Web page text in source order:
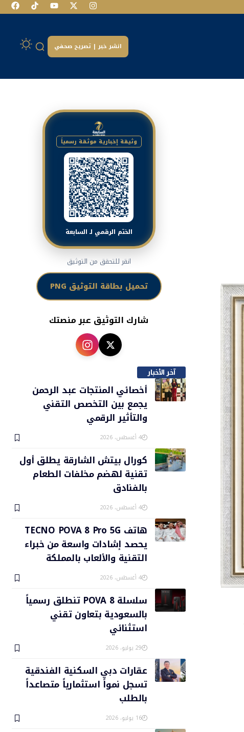
انشر خبر | تصريح صحفي
وثيقة إخبارية موثقة رسمياً
الختم الرقمي لـ السابعة
انقر للتحقق من التوثيق
تحميل بطاقة التوثيق PNG
شارك التوثيق عبر منصتك
آخر الأخبار
أخصائي المنتجات عبد الرحمن
يجمع بين التخصص التقني
والتأثير الرقمي
4 أغسطس، 2026
كورال بيتش الشارقة يطلق أول
تقنية لهضم مخلفات الطعام
بالفنادق
4 أغسطس، 2026
هاتف TECNO POVA 8 Pro 5G
يحصد إشادات واسعة من خبراء
التقنية والألعاب بالمملكة
4 أغسطس، 2026
سلسلة POVA 8 تنطلق رسمياً
بالسعودية بتعاون تقني
استثنائي
29 يوليو، 2026
عقارات دبي السكنية الفندقية
تسجل نمواً استثمارياً متصاعداً
بالطلب
16 يوليو، 2026